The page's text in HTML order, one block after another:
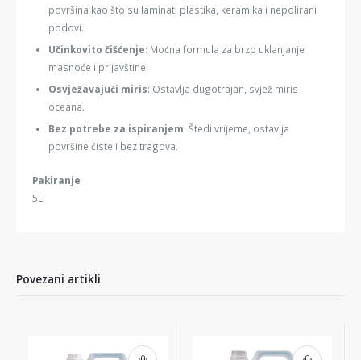
površina kao što su laminat, plastika, keramika i nepolirani
podovi.
Učinkovito čišćenje: Moćna formula za brzo uklanjanje
masnoće i prljavštine.
Osvježavajući miris: Ostavlja dugotrajan, svjež miris
oceana.
Bez potrebe za ispiranjem: Štedi vrijeme, ostavlja
površine čiste i bez tragova.
Pakiranje
5L
Povezani artikli